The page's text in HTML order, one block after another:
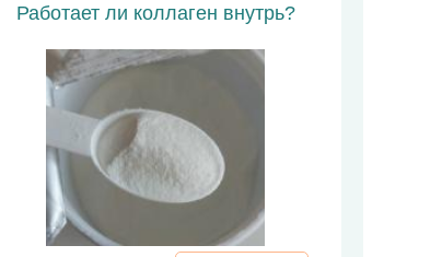
Работает ли коллаген внутрь?